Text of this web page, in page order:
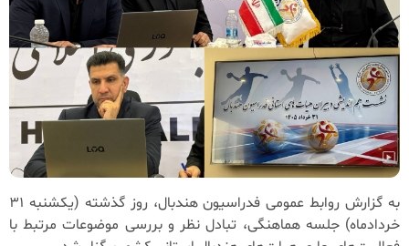
به گزارش روابط عمومی فدراسیون هندبال، روز گذشته (یکشنبه ۳۱
خردادماه) جلسه هماهنگی، تبادل نظر و بررسی موضوعات مرتبط با